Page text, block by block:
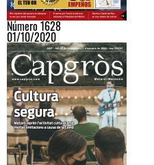
Número 1628
01/10/2020